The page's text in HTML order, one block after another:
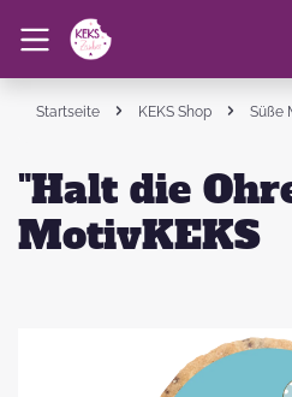
Startseite KEKS Shop Süße
"Halt die
MotivKEKS